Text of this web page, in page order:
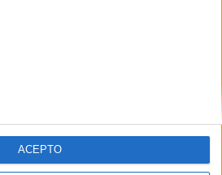
ACEPTO
oregístresepara comentar